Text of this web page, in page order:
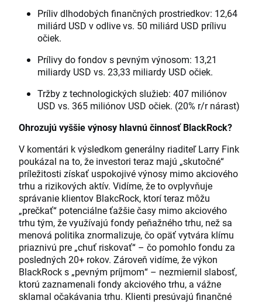
Príliv dlhodobých finančných prostriedkov: 12,64
miliárd USD v odlive vs. 50 miliárd USD prílivu
očiek.
Prílivy do fondov s pevným výnosom: 13,21
miliardy USD vs. 23,33 miliardy USD očiek.
Tržby z technologických služieb: 407 miliónov
USD vs. 365 miliónov USD očiek. (20% r/r nárast)
Ohrozujú vyššie výnosy hlavnú činnosť BlackRock?
V komentári k výsledkom generálny riaditeľ Larry Fink
poukázal na to, že investori teraz majú „skutočné“
príležitosti získať uspokojivé výnosy mimo akciového
trhu a rizikových aktív. Vidíme, že to ovplyvňuje
správanie klientov BlakcRock, ktorí teraz môžu
„prečkať“ potenciálne ťažšie časy mimo akciového
trhu tým, že využívajú fondy peňažného trhu, než sa
menová politika znormalizuje, čo opäť vytvára klímu
priaznivú pre „chuť riskovať“ – čo pomohlo fondu za
posledných 20+ rokov. Zároveň vidíme, že výkon
BlackRock s „pevným príjmom“ – nezmiernil slabosť,
ktorú zaznamenali fondy akciového trhu, a vážne
sklamal očakávania trhu. Klienti presúvajú finančné